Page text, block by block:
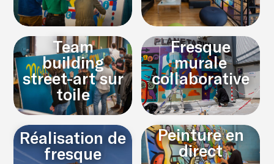
Fresque
murale
collaborative
Team
building
street-art sur
toile
Peinture en
direct
Réalisation de
fresque